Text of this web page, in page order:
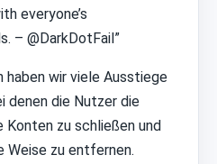
everyone’s
– @DarkDotFail”
haben wir viele Ausstiege
denen die Nutzer die
zu schließen und
Weise zu entfernen.